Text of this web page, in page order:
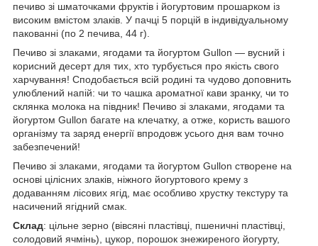
печиво зі шматочками фруктів і йогуртовим прошарком із
високим вмістом злаків. У пачці 5 порцій в індивідуальному
пакованні (по 2 печива, 44 г).
Печиво зі злаками, ягодами та йогуртом Gullon — вусний і
корисний десерт для тих, хто турбується про якість свого
харчування! Сподобається всій родині та чудово доповнить
улюблений напій: чи то чашка ароматної кави зранку, чи то
склянка молока на півдник! Печиво зі злаками, ягодами та
йогуртом Gullon багате на клечатку, а отже, користь вашого
організму та заряд енергії впродовж усього дня вам точно
забезпечений!
Печиво зі злаками, ягодами та йогуртом Gullon створене на
основі цілісних злаків, ніжного йогуртового крему з
додаванням лісових ягід, має особливо хрустку текстуру та
насичений ягідний смак.
Склад: цільне зерно (вівсяні пластівці, пшеничні пластівці,
солодовий ячмінь), цукор, порошок знежиреного йогурту,